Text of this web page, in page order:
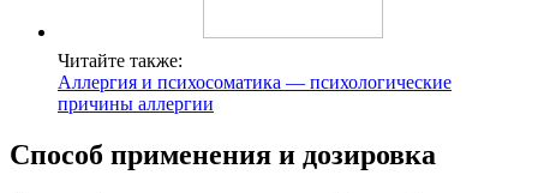
Читайте также:
Аллергия и психосоматика — психологические
причины аллергии
Способ применения и дозировка